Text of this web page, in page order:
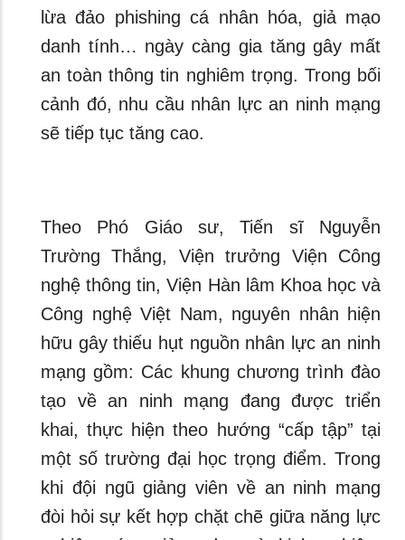
lừa đảo phishing cá nhân hóa, giả mạo
danh tính… ngày càng gia tăng gây mất
an toàn thông tin nghiêm trọng. Trong bối
cảnh đó, nhu cầu nhân lực an ninh mạng
sẽ tiếp tục tăng cao.
Theo Phó Giáo sư, Tiến sĩ Nguyễn
Trường Thắng, Viện trưởng Viện Công
nghệ thông tin, Viện Hàn lâm Khoa học và
Công nghệ Việt Nam, nguyên nhân hiện
hữu gây thiếu hụt nguồn nhân lực an ninh
mạng gồm: Các khung chương trình đào
tạo về an ninh mạng đang được triển
khai, thực hiện theo hướng “cấp tập” tại
một số trường đại học trọng điểm. Trong
khi đội ngũ giảng viên về an ninh mạng
đòi hỏi sự kết hợp chặt chẽ giữa năng lực